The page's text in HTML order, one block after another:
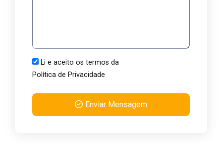
Li e aceito os termos da
Política de Privacidade
Enviar Mensagem